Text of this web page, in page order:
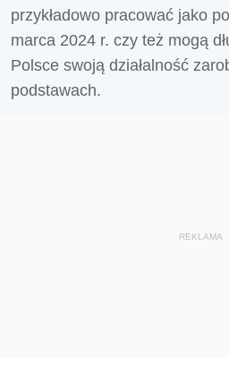
przykładowo pracować jako
marca 2024 r. czy też mogą
Polsce swoją działalność
podstawach.
REKLAMA